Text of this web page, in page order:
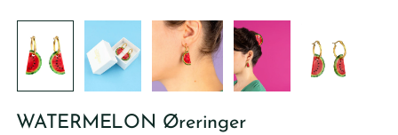
WATERMELON Øreringer